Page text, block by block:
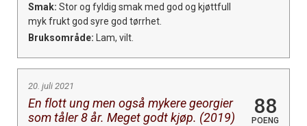
Smak: Stor og fyldig smak med god og kjøttfull
myk frukt god syre god tørrhet.
Bruksområde: Lam, vilt.
20. juli 2021
En flott ung men også mykere georgier
som tåler 8 år. Meget godt kjøp. (2019)
88
POENG